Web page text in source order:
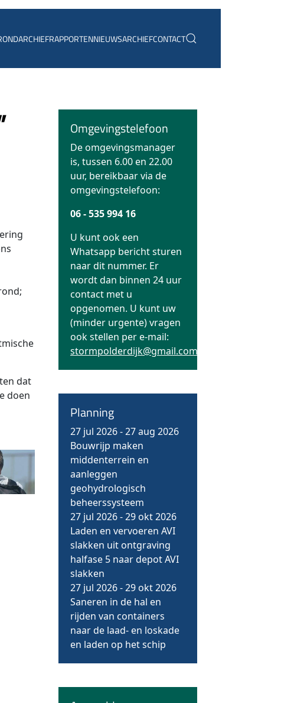
ARCHIEFRAPPORTENNIEUWSARCHIEFCONTACT
dat
doen
Omgevingstelefoon
De omgevingsmanager
is, tussen 6.00 en 22.00
uur, bereikbaar via de
omgevingstelefoon:
06 - 535 994 16
U kunt ook een
Whatsapp bericht sturen
naar dit nummer. Er
wordt dan binnen 24 uur
contact met u
opgenomen. U kunt uw
(minder urgente) vragen
ook stellen per e-mail:
stormpolderdijk@gmail.com
Planning
27 jul 2026-27 aug 2026
Bouwrijp maken
middenterrein en
aanleggen
geohydrologisch
beheerssysteem
27 jul 2026-29 okt 2026
Laden en vervoeren AVI
slakken uit ontgraving
halfase 5 naar depot AVI
slakken
27 jul 2026-29 okt 2026
Saneren in de hal en
rijden van containers
naar de laad- en loskade
en laden op het schip